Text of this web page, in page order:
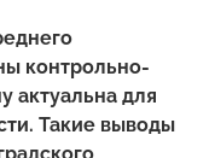
контрольно-
актуальна для
Такие выводы